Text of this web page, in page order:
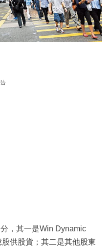
，其一是Win Dynamic
供股貨；其二是其他股東